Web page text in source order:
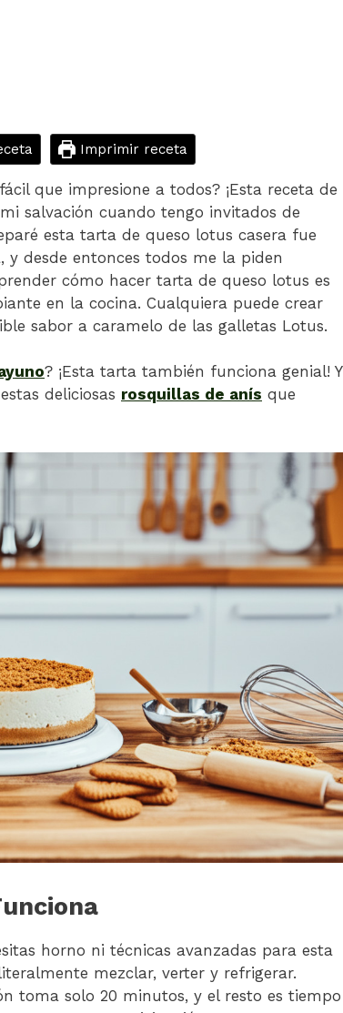
Imprimir receta
fácil que impresione a todos? ¡Esta receta de
salvación cuando tengo invitados de
esta tarta de queso lotus casera fue
desde entonces todos me la piden
cómo hacer tarta de queso lotus es
en la cocina. Cualquiera puede crear
sabor a caramelo de las galletas Lotus.
? ¡Esta tarta también funciona genial! Y
deliciosas rosquillas de anís que
horno ni técnicas avanzadas para esta
mezclar, verter y refrigerar.
toma solo 20 minutos, y el resto es tiempo